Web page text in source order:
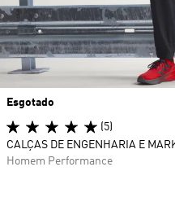
Esgotado
(5)
CALÇAS DE ENGENHARIA E
Homem Performance